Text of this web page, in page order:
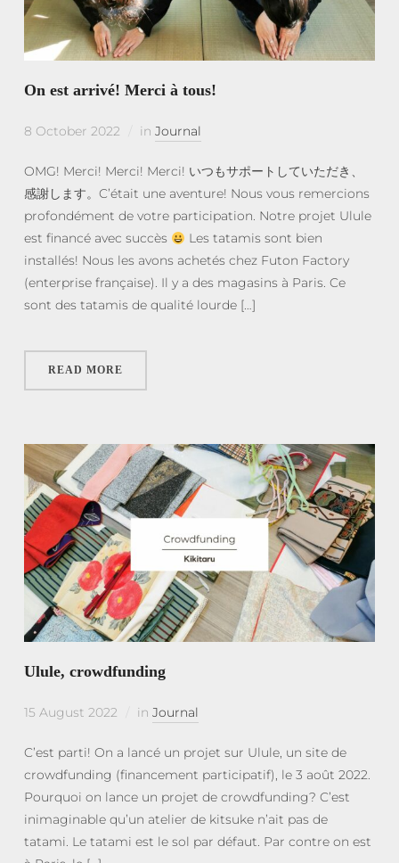
On est arrivé! Merci à tous!
8 October 2022 in Journal
OMG! Merci! Merci! Merci! いつもサポートしていただき、
感謝します。C’était une aventure! Nous vous remercions
profondément de votre participation. Notre projet Ulule
est financé avec succès
Les tatamis sont bien
installés! Nous les avons achetés chez Futon Factory
(enterprise française). Il y a des magasins à Paris. Ce
sont des tatamis de qualité lourde […]
READ MORE
Ulule, crowdfunding
15 August 2022 in Journal
C’est parti! On a lancé un projet sur Ulule, un site de
crowdfunding (financement participatif), le 3 août 2022.
Pourquoi on lance un projet de crowdfunding? C’est
inimaginable qu’un atelier de kitsuke n’ait pas de
tatami. Le tatami est le sol par défaut. Par contre on est